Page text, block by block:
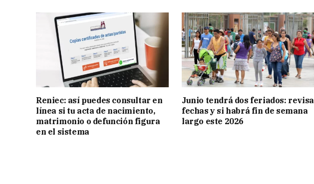
Reniec: así puedes consultar en
línea si tu acta de nacimiento,
matrimonio o defunción figura
en el sistema
Junio tendrá dos feriados: revisa
fechas y si habrá fin de semana
largo este 2026